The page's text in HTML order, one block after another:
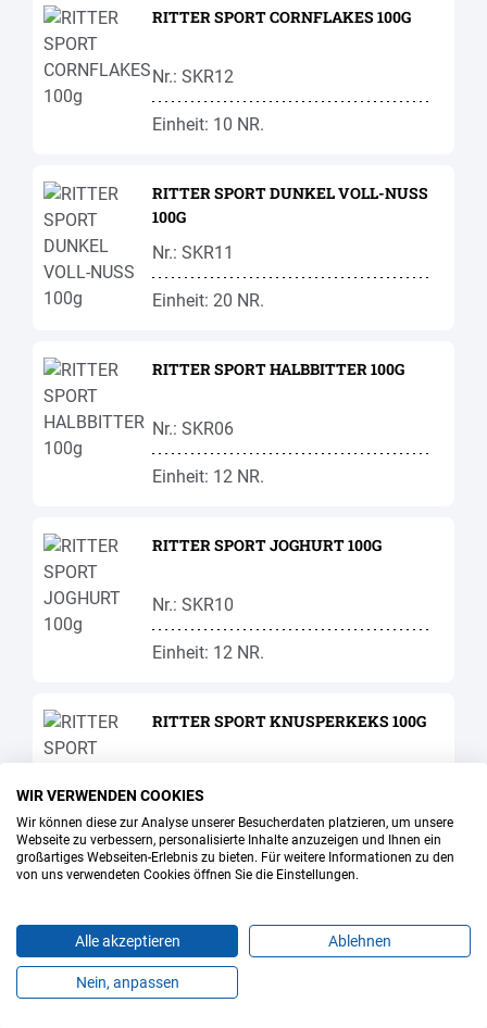
Produkte Favoriten Themen
RITTER SPORT CORNFLAKES 100G
Nr.: SKR12
Einheit: 10 NR.
RITTER SPORT DUNKEL VOLL-NUSS
100G
Nr.: SKR11
Einheit: 20 NR.
RITTER SPORT HALBBITTER 100G
Nr.: SKR06
Einheit: 12 NR.
RITTER SPORT JOGHURT 100G
Nr.: SKR10
Einheit: 12 NR.
RITTER SPORT KNUSPERKEKS 100G
Einheit: 11 NR.
Nr.: SKR03
Einheit: 13 NR.
WIR VERWENDEN COOKIES
Wir können diese zur Analyse unserer Besucherdaten platzieren, um unsere
Webseite zu verbessern, personalisierte Inhalte anzuzeigen und Ihnen ein
großartiges Webseiten-Erlebnis zu bieten. Für weitere Informationen zu den
von uns verwendeten Cookies öffnen Sie die Einstellungen.
Alle akzeptieren Ablehnen
Nein, anpassen